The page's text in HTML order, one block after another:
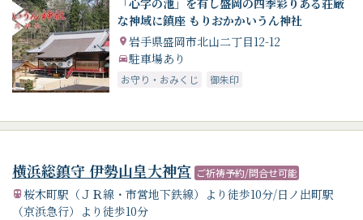
な神域に鎮座 もりおかかいうん神社
岩手県盛岡市北山二丁目12-12
駐車場あり
お守り・おみくじ 御朱印
横浜総鎮守 伊勢山皇大神宮 ご祈祷予約/問合せ可能
桜木町駅（ＪＲ線・市営地下鉄線）より徒歩10分/日ノ出町駅
（京浜急行）より徒歩10分